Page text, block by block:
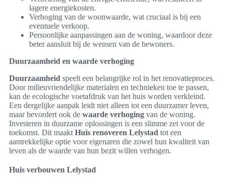
lagere energiekosten.
Verhoging van de woonwaarde, wat cruciaal is bij een
eventuele verkoop.
Persoonlijke aanpassingen aan de woning, waardoor deze
beter aansluit bij de wensen van de bewoners.
Duurzaamheid en waarde verhoging
Duurzaamheid speelt een belangrijke rol in het renovatieproces.
Door milieuvriendelijke materialen en technieken toe te passen,
kan de ecologische voetafdruk van het huis worden verkleind.
Een dergelijke aanpak leidt niet alleen tot een duurzamer leven,
maar bevordert ook de waarde verhoging van de woning.
Investeren in duurzame oplossingen is een slimme zet voor de
toekomst. Dit maakt Huis renoveren Lelystad tot een
aantrekkelijke optie voor eigenaren die zowel hun kwaliteit van
leven als de waarde van hun bezit willen verhogen.
Huis verbouwen Lelystad